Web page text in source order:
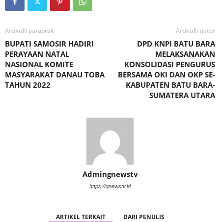
Artikulli paraprak
BUPATI SAMOSIR HADIRI
PERAYAAN NATAL
NASIONAL KOMITE
MASYARAKAT DANAU TOBA
TAHUN 2022
Artikulli tjetër
DPD KNPI BATU BARA
MELAKSANAKAN
KONSOLIDASI PENGURUS
BERSAMA OKI DAN OKP SE-
KABUPATEN BATU BARA-
SUMATERA UTARA
Admingnewstv
https://gnewstv.id
ARTIKEL TERKAIT DARI PENULIS